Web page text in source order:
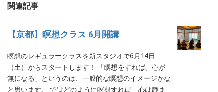
関連記事
【京都】瞑想クラス 6月開講
瞑想のレギュラークラスを新スタジオで6月14日
（土）からスタートします！ 「瞑想をすれば、心が
無になる」というのは、一般的な瞑想のイメージかな
と思います。 ではどのように瞑想すれば、心は静ま